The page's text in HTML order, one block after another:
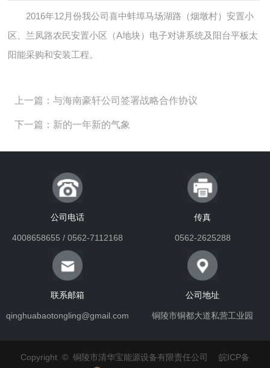
2016年12月份我公司喜中蚌埠马场湖路（烟墩村）安置小
区、兰凤路农民安置小区（A地块）电子对讲系统及阳台平板太
阳能采购和安装工程。
上一篇：与海南豪轩公司签署战略合作协议
下一篇：新的一年新的气象
公司电话
4008658655 / 0562-7112168
传真
0562-2625288
联系邮箱
qinghuabaotongling@gmail.com
公司地址
铜陵市铜都大道私营工业园
Copyright © 铜陵市清华宝能源设备有限责任公司 皖ICP备